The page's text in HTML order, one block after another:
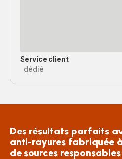
Service client
dédié
Des résultats parfaits
anti-rayures fabriquée
de sources responsables